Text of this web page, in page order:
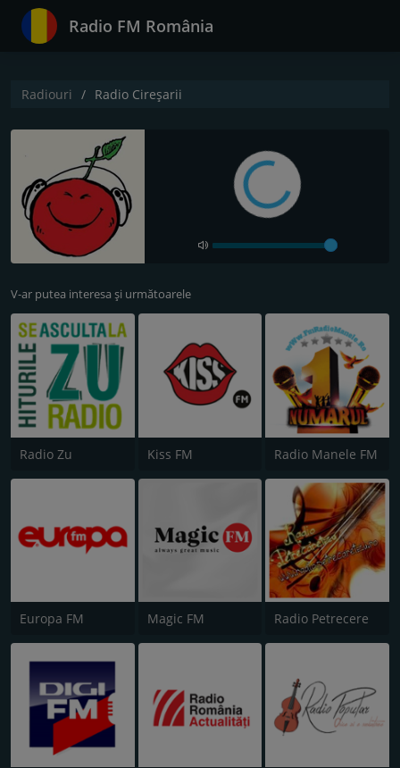
Radio FM România
Radiouri Radio Cireșarii
V-ar putea interesa și următoarele
Radio Zu Kiss FM Radio Manele FM
Europa FM Magic FM Radio Petrecere